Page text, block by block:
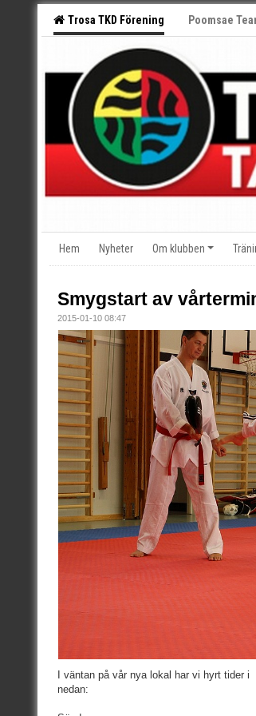
Trosa TKD Förening Poomsae
Hem Nyheter Om klubben
Smygstart av
2015-01-10 08:47
I väntan på vår nya lokal har vi hyrt tider i
nedan: